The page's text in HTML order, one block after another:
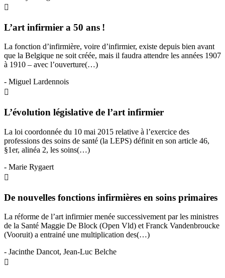
L’art infirmier a 50 ans !
La fonction d’infirmière, voire d’infirmier, existe depuis bien avant
que la Belgique ne soit créée, mais il faudra attendre les années 1907
à 1910 – avec l’ouverture(…)
- Miguel Lardennois
L’évolution législative de l’art infirmier
La loi coordonnée du 10 mai 2015 relative à l’exercice des
professions des soins de santé (la LEPS) définit en son article 46,
§1er, alinéa 2, les soins(…)
- Marie Rygaert
De nouvelles fonctions infirmières en soins primaires
La réforme de l’art infirmier menée successivement par les ministres
de la Santé Maggie De Block (Open Vld) et Franck Vandenbroucke
(Vooruit) a entrainé une multiplication des(…)
- Jacinthe Dancot, Jean-Luc Belche